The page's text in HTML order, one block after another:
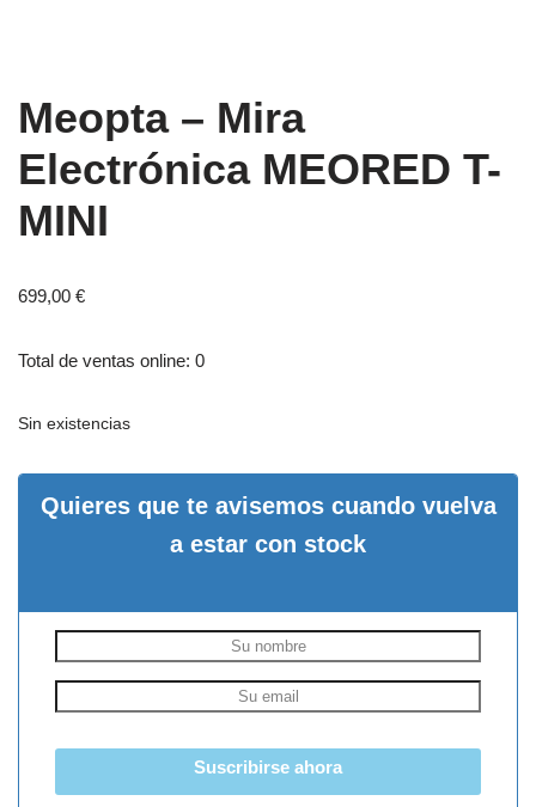
Meopta – Mira
Electrónica MEORED T-
MINI
699,00 €
Total de ventas online: 0
Sin existencias
Quieres que te avisemos cuando vuelva
a estar con stock
Suscribirse ahora